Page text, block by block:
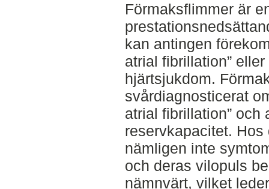
Förmaksflimmer är
kan antingen
atrial fibrillation”
hjärtsjukdom.
svårdiagnosticerat
atrial fibrillation” och
reservkapacitet.
nämligen inte
och deras vilopuls
nämnvärt, vilket